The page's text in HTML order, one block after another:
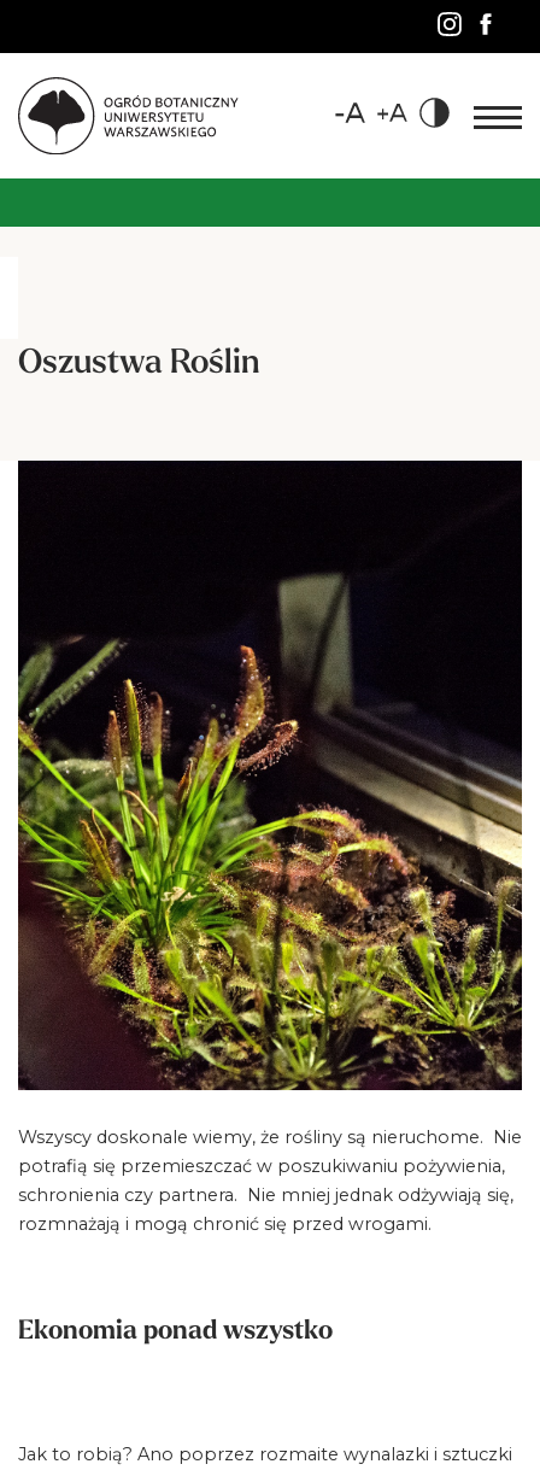
Oszustwa Roślin
Wszyscy doskonale wiemy, że rośliny są nieruchome. Nie
potrafią się przemieszczać w poszukiwaniu pożywienia,
schronienia czy partnera. Nie mniej jednak odżywiają się,
rozmnażają i mogą chronić się przed wrogami.
Ekonomia ponad wszystko
Jak to robią? Ano poprzez rozmaite wynalazki i sztuczki